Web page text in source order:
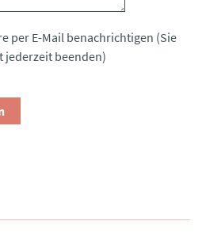
per E-Mail benachrichtigen (Sie
jederzeit beenden)